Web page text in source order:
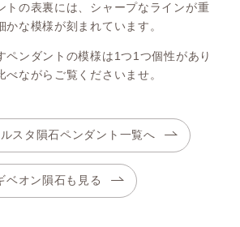
トの表裏には、シャープなラインが重
かな模様が刻まれています。
ペンダントの模様は1つ1つ個性があり
べながらご覧くださいませ。
スタ隕石ペンダント一覧へ
ベオン隕石も見る